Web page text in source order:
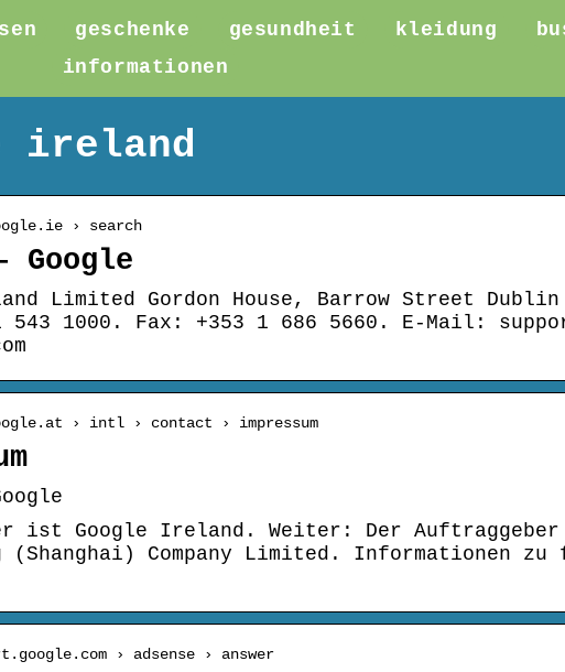
geschenke gesundheit kleidung
informationen
ireland
› search
Google
Limited Gordon House, Barrow Street
543 1000. Fax: +353 1 686 5660. E-Mail:
› intl › contact › impressum
ist Google Ireland. Weiter: Der
Company Limited. Informationen zu
› adsense › answer